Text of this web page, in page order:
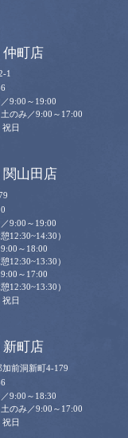
仲町店
1
9:00～19:00
のみ／9:00～17:00
祝日
関山田店
9:00～19:00
憩12:30~14:30）
～18:00
憩12:30~13:30）
～17:00
憩12:30~13:30）
祝日
新町店
前洞新町4-179
9:00～18:30
のみ／9:00～17:00
祝日